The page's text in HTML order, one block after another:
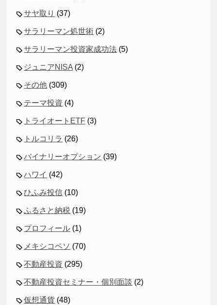
サヤ取り (37)
サラリーマン処世術 (2)
サラリーマン投資家成功法 (5)
ジュニアNISA (2)
その他 (309)
テーマ投資 (4)
トライオートETF (3)
トルコリラ (26)
バイナリーオプション (39)
ハワイ (42)
ひふみ投信 (10)
ふるさと納税 (19)
プロフィール (1)
メキシコペソ (70)
不動産投資 (295)
不動産投資セミナー・個別面談 (2)
仮想通貨 (48)